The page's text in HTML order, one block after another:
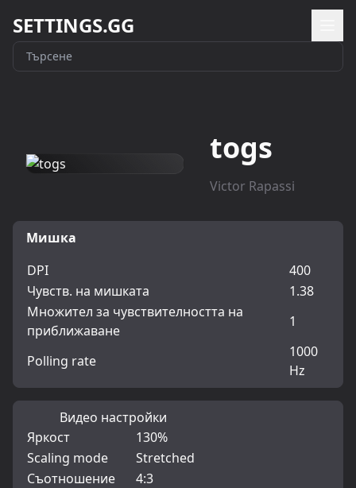
SETTINGS.GG
togs
Victor Rapassi
Мишка
DPI
400
Чувств. на мишката
1.38
Множител за чувствителността на
приближаване
1
Polling rate
1000
Hz
Видео настройки
Яркост
130%
Scaling mode
Stretched
Съотношение
4:3